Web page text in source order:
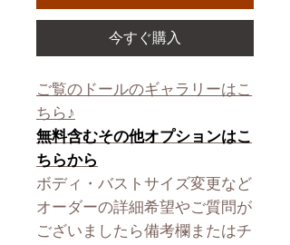
今すぐ購入
ご覧のドールのギャラリーはこ
ちら♪
無料含むその他オプションはこ
ちらから
ボディ・バストサイズ変更など
オーダーの詳細希望やご質問が
ございましたら備考欄またはチ